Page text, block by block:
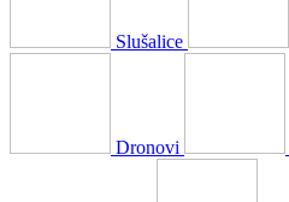
Slušalice
Dronovi